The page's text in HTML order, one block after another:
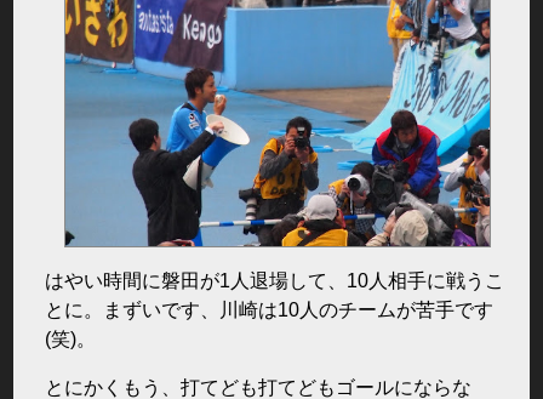
はやい時間に磐田が1人退場して、10人相手に戦うこ
とに。まずいです、川崎は10人のチームが苦手です
(笑)。
とにかくもう、打てども打てどもゴールにならな